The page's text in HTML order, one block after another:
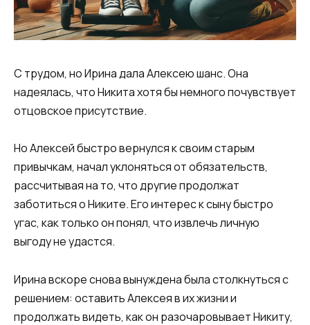
С трудом, но Ирина дала Алексею шанс. Она
надеялась, что Никита хотя бы немного почувствует
отцовское присутствие.
Но Алексей быстро вернулся к своим старым
привычкам, начал уклоняться от обязательств,
рассчитывая на то, что другие продолжат
заботиться о Никите. Его интерес к сыну быстро
угас, как только он понял, что извлечь личную
выгоду не удастся.
Ирина вскоре снова вынуждена была столкнуться с
решением: оставить Алексея в их жизни и
продолжать видеть, как он разочаровывает Никиту,